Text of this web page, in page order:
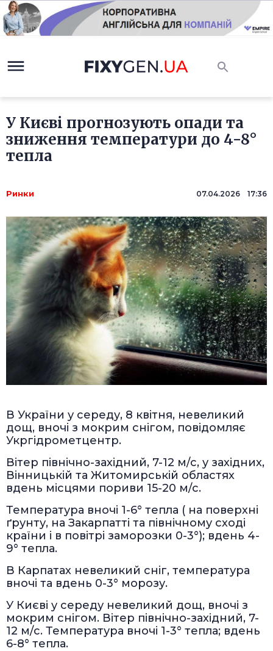
У Києві прогнозують опади та
зниження температури до 4-8°
тепла
Ринки 07.04.2026 17:36
В України у середу, 8 квітня, невеликий
дощ, вночі з мокрим снігом, повідомляє
Укргідрометцентр.
Вітер північно-західний, 7-12 м/с, у західних,
Вінницькій та Житомирській областях
вдень місцями пориви 15-20 м/с.
Температура вночі 1-6° тепла ( на поверхні
ґрунту, на Закарпатті та північному сході
країни і в повітрі заморозки 0-3°); вдень 4-
9° тепла.
В Карпатах невеликий сніг, температура
вночі та вдень 0-3° морозу.
У Києві у середу невеликий дощ, вночі з
мокрим снігом. Вітер північно-західний, 7-
12 м/с. Температура вночі 1-3° тепла; вдень
6-8° тепла.